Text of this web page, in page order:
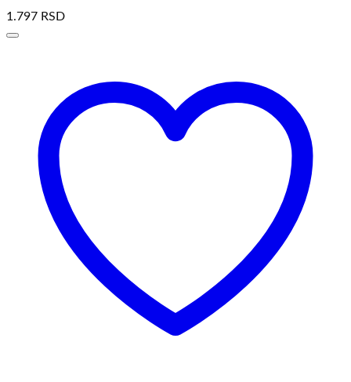
1.797 RSD